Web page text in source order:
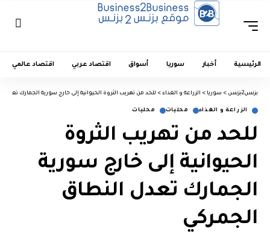
الرئيسية أخبار سوريا أسواق اقتصاد عربي اقتصاد عالمي
بزنس2بزنس > سوريا > الزراعة و الغذاء > للحد من تهريب الثروة الحيوانية إلى خارج سورية الجمارك تعدل
الزراعة و الغذاء محليات محليات
للحد من تهريب الثروة
الحيوانية إلى خارج سورية
الجمارك تعدل النطاق
الجمركي